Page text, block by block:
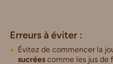
Erreurs à éviter :
Évitez de commencer la
sucrées comme les jus de